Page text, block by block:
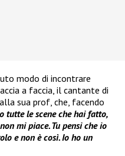
modo di incontrare
a faccia, il cantante di
sua prof, che, facendo
tutte le scene che hai fatto,
mi piace. Tu pensi che io
e non è così. Io ho un